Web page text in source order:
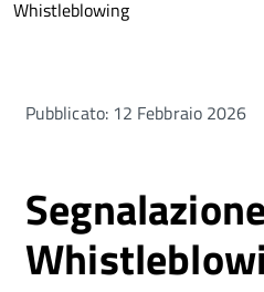
Whistleblowing
Pubblicato: 12 Febbraio 2026